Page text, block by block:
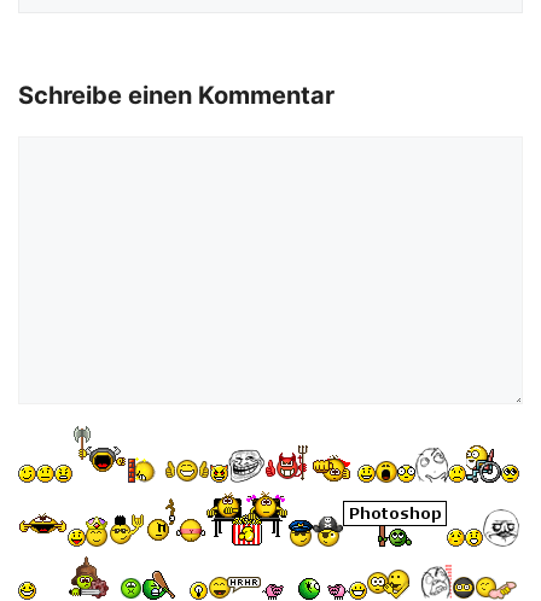
Schreibe einen Kommentar